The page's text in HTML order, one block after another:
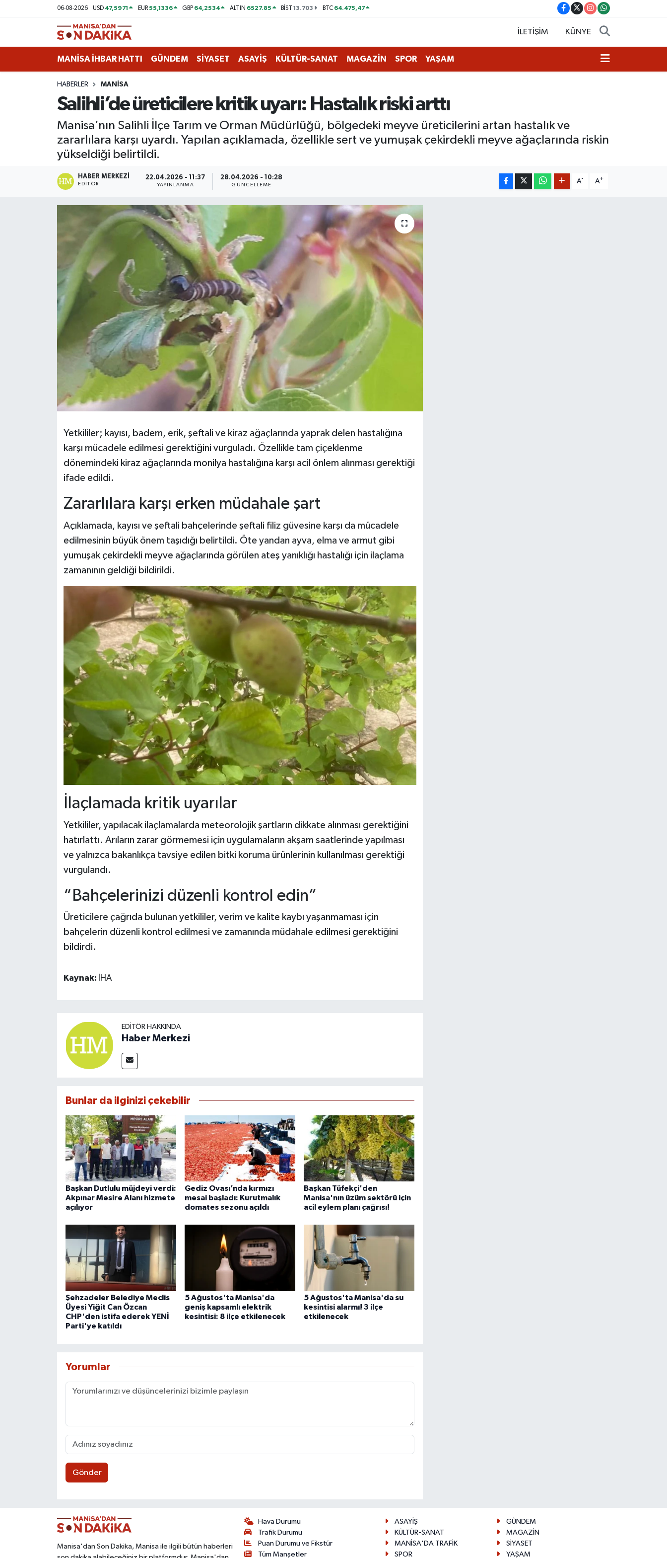
06-08-2026 USD 47,5971 EUR55,1336 GBP 64,2534 ALTIN 6527.85 BİST13.703 BTC 64.475,47
İLETİŞİM KÜNYE
MANİSA İHBAR HATTI GÜNDEM SİYASET ASAYİŞ KÜLTÜR-SANAT MAGAZİN SPOR YAŞAM
HABERLER MANİSA
Salihli’de üreticilere kritik uyarı: Hastalık riski arttı
Manisa’nın Salihli İlçe Tarım ve Orman Müdürlüğü, bölgedeki meyve üreticilerini artan hastalık ve
zararlılara karşı uyardı. Yapılan açıklamada, özellikle sert ve yumuşak çekirdekli meyve ağaçlarında riskin
yükseldiği belirtildi.
HABER MERKEZI
EDITÖR
22.04.2026 - 11:37
YAYINLANMA
28.04.2026 - 10:28
GÜNCELLEME
A- A+
Yetkililer; kayısı, badem, erik, şeftali ve kiraz ağaçlarında yaprak delen hastalığına
karşı mücadele edilmesi gerektiğini vurguladı. Özellikle tam çiçeklenme
dönemindeki kiraz ağaçlarında monilya hastalığına karşı acil önlem alınması gerektiği
ifade edildi.
Zararlılara karşı erken müdahale şart
Açıklamada, kayısı ve şeftali bahçelerinde şeftali filiz güvesine karşı da mücadele
edilmesinin büyük önem taşıdığı belirtildi. Öte yandan ayva, elma ve armut gibi
yumuşak çekirdekli meyve ağaçlarında görülen ateş yanıklığı hastalığı için ilaçlama
zamanının geldiği bildirildi.
İlaçlamada kritik uyarılar
Yetkililer, yapılacak ilaçlamalarda meteorolojik şartların dikkate alınması gerektiğini
hatırlattı. Arıların zarar görmemesi için uygulamaların akşam saatlerinde yapılması
ve yalnızca bakanlıkça tavsiye edilen bitki koruma ürünlerinin kullanılması gerektiği
vurgulandı.
“Bahçelerinizi düzenli kontrol edin”
Üreticilere çağrıda bulunan yetkililer, verim ve kalite kaybı yaşanmaması için
bahçelerin düzenli kontrol edilmesi ve zamanında müdahale edilmesi gerektiğini
bildirdi.
Kaynak: İHA
EDITÖR HAKKINDA
Haber Merkezi
Bunlar da ilginizi çekebilir
Başkan Dutlulu müjdeyi verdi:
Akpınar Mesire Alanı hizmete
açılıyor
Gediz Ovası’nda kırmızı
mesai başladı: Kurutmalık
domates sezonu açıldı
Başkan Tüfekçi'den
Manisa'nın üzüm sektörü için
acil eylem planı çağrısı!
Şehzadeler Belediye Meclis
Üyesi Yiğit Can Özcan
CHP'den istifa ederek YENİ
Parti'ye katıldı
5 Ağustos'ta Manisa'da
geniş kapsamlı elektrik
kesintisi: 8 ilçe etkilenecek
5 Ağustos'ta Manisa'da su
kesintisi alarmı! 3 ilçe
etkilenecek
Yorumlar
Gönder
Manisa'dan Son Dakika, Manisa ile ilgili bütün haberleri
Hava Durumu
Trafik Durumu
Puan Durumu ve Fikstür
Tüm Manşetler
ASAYİŞ
GÜNDEM
KÜLTÜR-SANAT
MAGAZİN
MANİSA'DA TRAFİK
SİYASET
SPOR
YAŞAM
GÜNDEM
KÜLTÜR-SANAT
MANİSA'DA TRAFİK
GİZLİLİK SÖZLEŞMESİ
Hava Durumu
Trafik Durumu
Puan Durumu ve Fikstür
Son Dakika Haberleri